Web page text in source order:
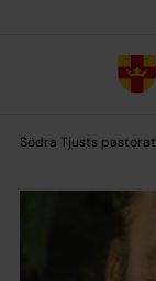
Södra Tjusts pastorat